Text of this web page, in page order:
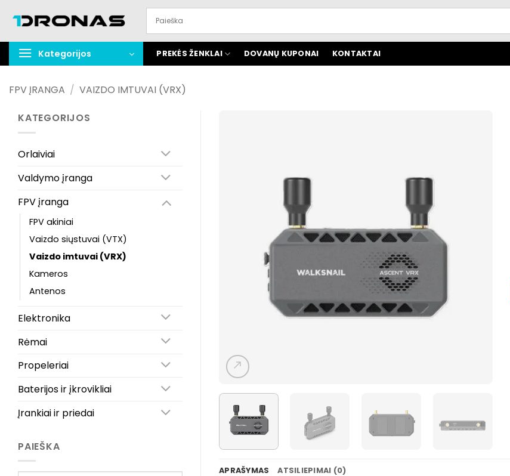
turinį
Kategorijos PREKĖS ŽENKLAI DOVANŲ KUPONAI KONTAKTAI
FPV ĮRANGA / VAIZDO IMTUVAI (VRX)
KATEGORIJOS
Orlaiviai
Valdymo įranga
FPV įranga
FPV akiniai
Vaizdo siųstuvai (VTX)
Vaizdo imtuvai (VRX)
Kameros
Antenos
Elektronika
Rėmai
Propeleriai
Baterijos ir įkrovikliai
Įrankiai ir priedai
PAIEŠKA
APRAŠYMAS ATSILIEPIMAI (0)